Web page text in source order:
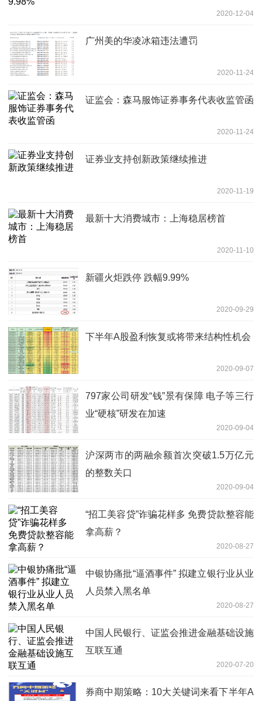
2020-12-04
广州美的华凌冰箱违法遭罚
2020-11-24
证监会：森马服饰证券事务代表收监管函
2020-11-24
证券业支持创新政策继续推进
2020-11-19
最新十大消费城市：上海稳居榜首
2020-11-10
新疆火炬跌停 跌幅9.99%
2020-09-29
下半年A股盈利恢复或将带来结构性机会
2020-09-07
797家公司研发“钱”景有保障 电子等三行
业“硬核”研发在加速
2020-09-04
沪深两市的两融余额首次突破1.5万亿元
的整数关口
2020-09-04
“招工美容贷”诈骗花样多 免费贷款整容能
拿高薪？
2020-08-27
中银协痛批“逼酒事件” 拟建立银行业从业
人员禁入黑名单
2020-08-27
中国人民银行、证监会推进金融基础设施
互联互通
2020-07-20
券商中期策略：10大关键词来看下半年A